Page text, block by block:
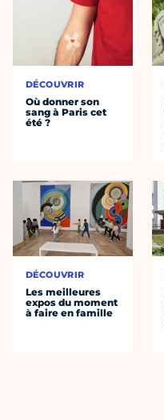
DÉCOUVRIR
Où donner son
sang à Paris cet
été ?
DÉCOUVRIR
Les meilleures
expos du moment
à faire en famille